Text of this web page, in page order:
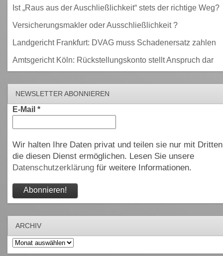
Ist „Raus aus der Auschließlichkeit“ stets der richtige Weg?
Versicherungsmakler oder Ausschließlichkeit ?
Landgericht Frankfurt: DVAG muss Schadenersatz zahlen
Amtsgericht Köln: Rückstellungskonto stellt Anspruch dar
NEWSLETTER ABONNIEREN
E-Mail *
Wir halten Ihre Daten privat und teilen sie nur mit
die diesen Dienst ermöglichen. Lesen Sie unsere
Datenschutzerklärungfür weitere Informationen.
ARCHIV
Archiv